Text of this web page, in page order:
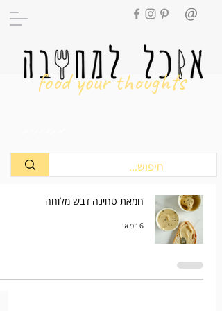
food your thoughts
חמאת טחינה דבש מלוחה
6 במאי